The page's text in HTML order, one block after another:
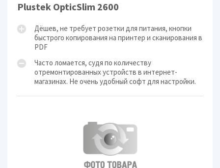
Plustek OpticSlim 2600
Дёшев, не требует розетки для питания, кнопки
быстрого копирования на принтер и сканирования в
PDF
Часто ломается, судя по количеству
отремонтированных устройств в интернет-
магазинах. Не очень удобный софт для настройки.